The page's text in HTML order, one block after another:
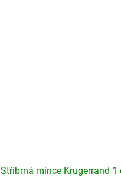
Stříbrná mince Krugerrand 1